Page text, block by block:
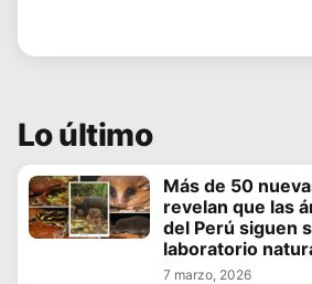
Lo último
Más de 50
revelan que las
del Perú siguen
laboratorio
7 marzo, 2026